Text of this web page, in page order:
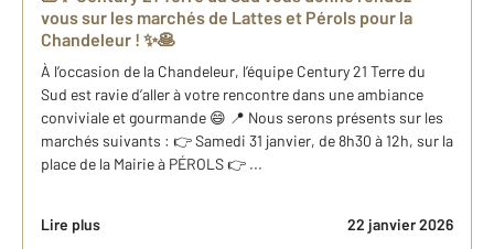
vous sur les marchés de Lattes et Pérols pour la
Chandeleur ! ✨🥞
À l’occasion de la Chandeleur, l’équipe Century 21 Terre du
Sud est ravie d’aller à votre rencontre dans une ambiance
conviviale et gourmande 😄 📍 Nous serons présents sur les
marchés suivants : 👉 Samedi 31 janvier, de 8h30 à 12h, sur la
place de la Mairie à PÉROLS 👉 ...
Lire plus 22 janvier 2026